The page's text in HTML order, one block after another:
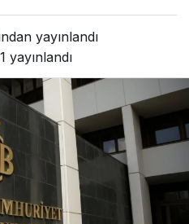
yayınlandı
yayınlandı